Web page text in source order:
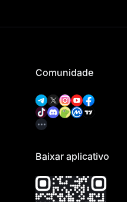
Comunidade
Baixar aplicativo